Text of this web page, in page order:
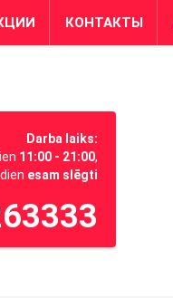
КОНТАКТЫ
Darba laiks:
11:00 - 21:00,
esam slēgti